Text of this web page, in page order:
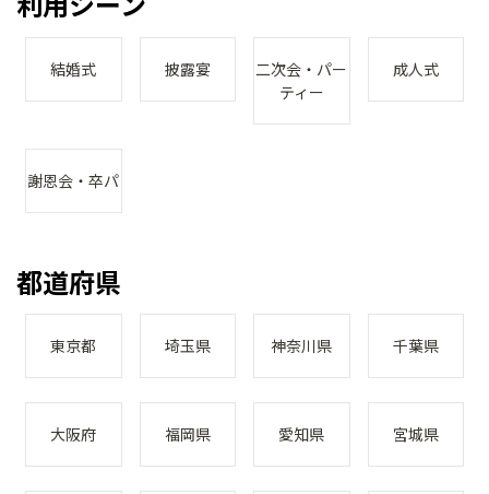
結婚式 披露宴
二次会・パー
ティー
成人式
謝恩会・卒パ
都道府県
東京都 埼玉県 神奈川県 千葉県
大阪府 福岡県 愛知県 宮城県